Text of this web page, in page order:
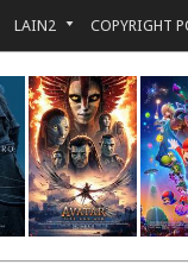
LAIN2 COPYRIGHT